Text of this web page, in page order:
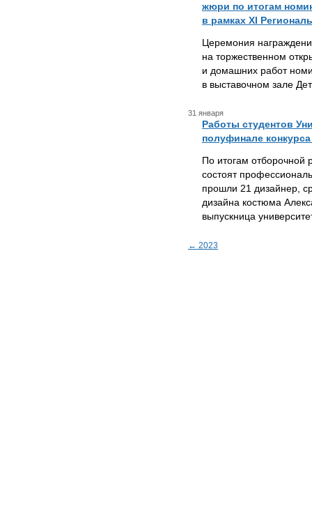
жюри по итогам
в рамках XI
Церемония
на торжественном
и домашних работ
в выставочном зале
31 января
Работы студентов
полуфинале
По итогам отборочной
состоят
прошли 21 дизайнер,
дизайна костюма
выпускница
← 2023